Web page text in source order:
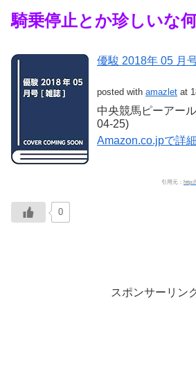
騎乗停止とか珍しいな
優駿 2018年 05 月
posted with amazlet at
中央競馬ピーアー
04-25)
Amazon.co.jpで詳
引用元：
0
スポンサーリン